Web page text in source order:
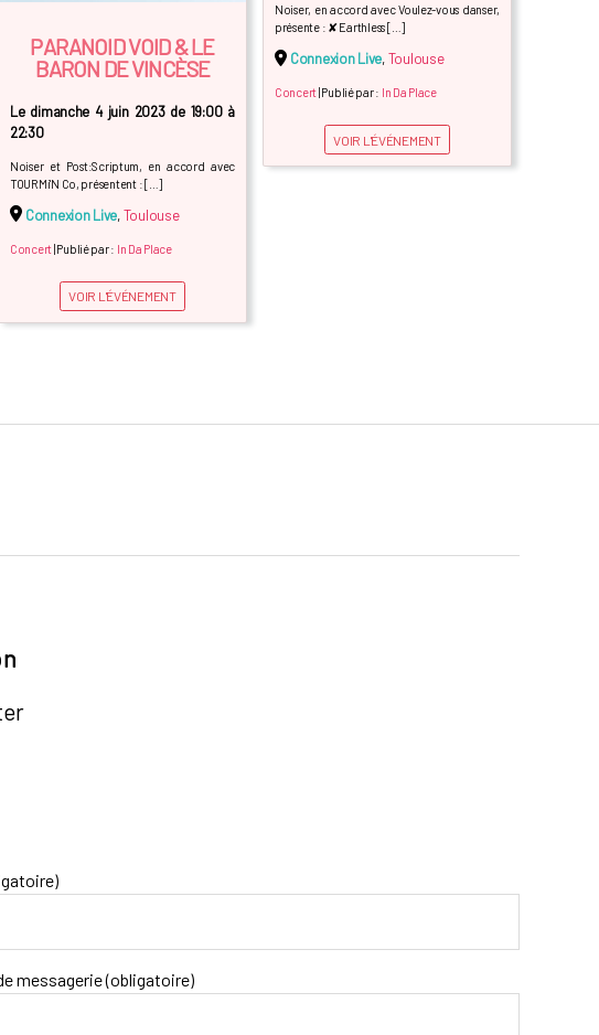
Noiser, en accord avec Voulez-vous danser,
présente : ✘ Earthless […]
Connexion Live,Toulouse
Concert| Publié par : In Da Place
VOIR L'ÉVÉNEMENT
PARANOID VOID & LE
BARON DE VINCÈSE
Le dimanche 4 juin 2023 de 19:00 à
22:30
Noiser et Post:Scriptum, en accord avec
TOURMi'N Co, présentent : […]
Connexion Live,Toulouse
Concert| Publié par : In Da Place
VOIR L'ÉVÉNEMENT
messagerie (obligatoire)